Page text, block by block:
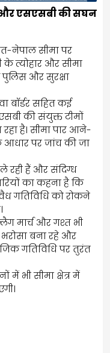
और एसएसबी की सघन
नेपाल सीमा पर
के त्योहार और सीमा
पुलिस और सुरक्षा
सहित कई
की संयुक्त टीमों
है। सीमा पार आने-
आधार पर जांच की जा
रही हैं और संदिग्ध
का कहना है कि
गतिविधि को रोकने
मार्च और गश्त भी
बना रहे और
गतिविधि पर तुरंत
में भी सीमा क्षेत्र में